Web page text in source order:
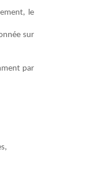
le
sur
par